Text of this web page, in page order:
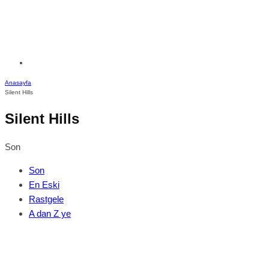
Anasayfa
Silent Hills
Silent Hills
Son
Son
En Eski
Rastgele
A dan Z ye